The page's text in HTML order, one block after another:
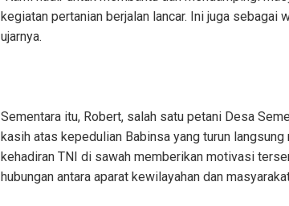
kegiatan pertanian berjalan lancar. Ini juga sebagai
ujarnya.
Sementara itu, Robert, salah satu petani Desa
kasih atas kepedulian Babinsa yang turun
kehadiran TNI di sawah memberikan motivasi
hubungan antara aparat kewilayahan dan